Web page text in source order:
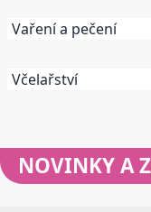
Vaření a pečení
Včelařství
NOVINKYA